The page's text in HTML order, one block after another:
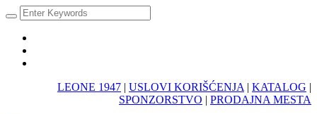
LEONE 1947 | USLOVI KORIŠĆENJA | KATALOG |
SPONZORSTVO | PRODAJNA MESTA